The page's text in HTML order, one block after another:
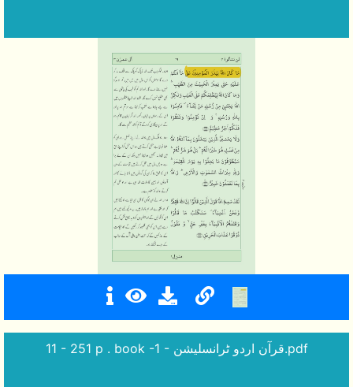
11 - 251 p . book -1 - قرآن اردو ٹرانسلیشن.pdf